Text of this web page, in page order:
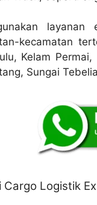
kecamatan
Kelam
Sungai
Cargo Logistik